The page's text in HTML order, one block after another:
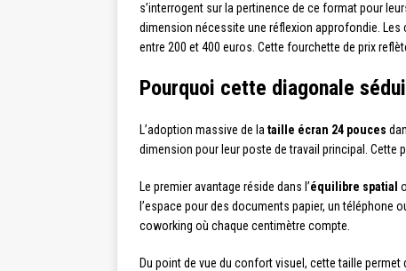
s’interrogent sur la pertinence de ce format pour
dimension nécessite une réflexion approfondie. Les
entre 200 et 400 euros. Cette fourchette de prix
Pourquoi cette diagonale
L’adoption massive de la taille écran 24 pouces
dimension pour leur poste de travail principal. Cette
Le premier avantage réside dans l’équilibre spatial
l’espace pour des documents papier, un
coworking où chaque centimètre compte.
Du point de vue du confort visuel, cette taille